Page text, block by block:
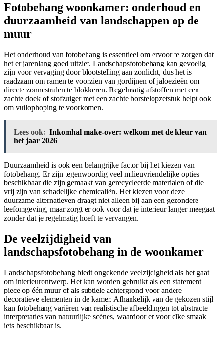
Fotobehang woonkamer: onderhoud en
duurzaamheid van landschappen op de
muur
Het onderhoud van fotobehang is essentieel om ervoor te zorgen dat
het er jarenlang goed uitziet. Landschapsfotobehang kan gevoelig
zijn voor vervaging door blootstelling aan zonlicht, dus het is
raadzaam om ramen te voorzien van gordijnen of jaloezieën om
directe zonnestralen te blokkeren. Regelmatig afstoffen met een
zachte doek of stofzuiger met een zachte borstelopzetstuk helpt ook
om vuilophoping te voorkomen.
Lees ook: Inkomhal make-over: welkom met de kleur van
het jaar 2026
Duurzaamheid is ook een belangrijke factor bij het kiezen van
fotobehang. Er zijn tegenwoordig veel milieuvriendelijke opties
beschikbaar die zijn gemaakt van gerecycleerde materialen of die
vrij zijn van schadelijke chemicaliën. Het kiezen voor deze
duurzame alternatieven draagt niet alleen bij aan een gezondere
leefomgeving, maar zorgt er ook voor dat je interieur langer meegaat
zonder dat je regelmatig hoeft te vervangen.
De veelzijdigheid van
landschapsfotobehang in de woonkamer
Landschapsfotobehang biedt ongekende veelzijdigheid als het gaat
om interieurontwerp. Het kan worden gebruikt als een statement
piece op één muur of als subtiele achtergrond voor andere
decoratieve elementen in de kamer. Afhankelijk van de gekozen stijl
kan fotobehang variëren van realistische afbeeldingen tot abstracte
interpretaties van natuurlijke scènes, waardoor er voor elke smaak
iets beschikbaar is.